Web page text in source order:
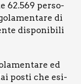
62.569 per­so­
di
dispo­ni­bi­li
ed
posti che esi­